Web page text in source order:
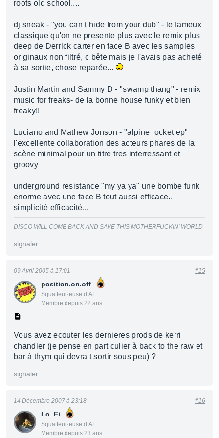
roots old school....
dj sneak - "you can t hide from your dub" - le fameux
classique qu'on ne presente plus avec le remix plus
deep de Derrick carter en face B avec les samples
originaux non filtré, c bête mais je l'avais pas acheté
à sa sortie, chose reparée...
Justin Martin and Sammy D - "swamp thang" - remix
music for freaks- de la bonne house funky et bien
freaky!!
Luciano and Mathew Jonson - "alpine rocket ep"
l'excellente collaboration des acteurs phares de la
scène minimal pour un titre tres interressant et
groovy
underground resistance "my ya ya" une bombe funk
enorme avec une face B tout aussi efficace..
simplicité efficacité...
DISCO WILL COME BACK AND SAVE THIS MOTHERFUCKIN' WORLD
signaler
position.on.off
Squatteur·euse d’AF
Membre depuis 22 ans
09 Avril 2005 à 17:01 #15
Vous avez ecouter les dernieres prods de kerri
chandler (je pense en particulier à back to the raw et
bar à thym qui devrait sortir sous peu) ?
signaler
Lo_Fi
Squatteur·euse d’AF
Membre depuis 23 ans
14 Décembre 2007 à 23:18 #16